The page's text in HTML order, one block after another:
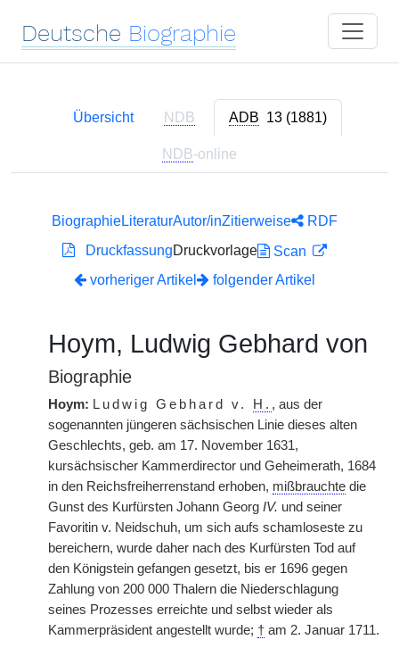
Deutsche Biographie
Übersicht NDB ADB 13 (1881)
NDB-online
BiographieLiteraturAutor/inZitierweise
RDF
DruckfassungDruckvorlage
Scan
vorheriger Artikel
folgender Artikel
Hoym, Ludwig Gebhard von
Biographie
Hoym: Ludwig Gebhard v. H. , aus der
sogenannten jüngeren sächsischen Linie dieses alten
Geschlechts, geb. am 17. November 1631,
kursächsischer Kammerdirector und Geheimerath, 1684
in den Reichsfreiherrenstand erhoben, mißbrauchte die
Gunst des Kurfürsten Johann Georg IV. und seiner
Favoritin v. Neidschuh, um sich aufs schamloseste zu
bereichern, wurde daher nach des Kurfürsten Tod auf
den Königstein gefangen gesetzt, bis er 1696 gegen
Zahlung von 200 000 Thalern die Niederschlagung
seines Prozesses erreichte und selbst wieder als
Kammerpräsident angestellt wurde; † am 2. Januar 1711.